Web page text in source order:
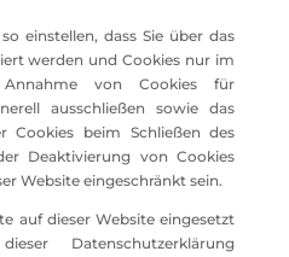
einstellen, dass Sie über das
werden und Cookies nur im
von Cookies für
ausschließen sowie das
Cookies beim Schließen des
Deaktivierung von Cookies
Website eingeschränkt sein.
auf dieser Website eingesetzt
Datenschutzerklärung